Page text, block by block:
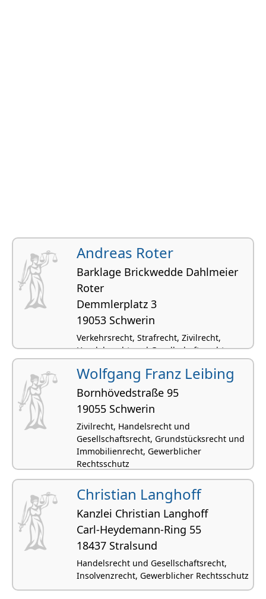
Andreas Roter
Barklage Brickwedde Dahlmeier
Roter
Demmlerplatz 3
19053 Schwerin
Verkehrsrecht, Strafrecht, Zivilrecht,
Handelsrecht und Gesellschaftsrecht
Wolfgang Franz Leibing
Bornhövedstraße 95
19055 Schwerin
Zivilrecht, Handelsrecht und
Gesellschaftsrecht, Grundstücksrecht und
Immobilienrecht, Gewerblicher
Rechtsschutz
Christian Langhoff
Kanzlei Christian Langhoff
Carl-Heydemann-Ring 55
18437 Stralsund
Handelsrecht und Gesellschaftsrecht,
Insolvenzrecht, Gewerblicher Rechtsschutz